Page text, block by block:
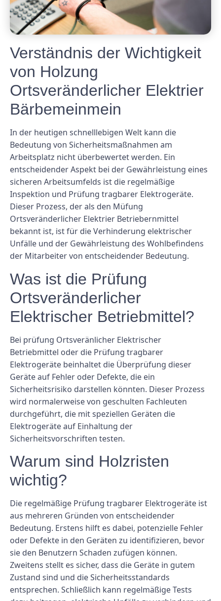
Verständnis der Wichtigkeit
von Holzung
Ortsveränderlicher Elektrier
Bärbemeinmein
In der heutigen schnelllebigen Welt kann die
Bedeutung von Sicherheitsmaßnahmen am
Arbeitsplatz nicht überbewertet werden. Ein
entscheidender Aspekt bei der Gewährleistung eines
sicheren Arbeitsumfelds ist die regelmäßige
Inspektion und Prüfung tragbarer Elektrogeräte.
Dieser Prozess, der als den Müfung
Ortsveränderlicher Elektrier Betriebernmittel
bekannt ist, ist für die Verhinderung elektrischer
Unfälle und der Gewährleistung des Wohlbefindens
der Mitarbeiter von entscheidender Bedeutung.
Was ist die Prüfung
Ortsveränderlicher
Elektrischer Betriebmittel?
Bei prüfung Ortsveränlicher Elektrischer
Betriebmittel oder die Prüfung tragbarer
Elektrogeräte beinhaltet die Überprüfung dieser
Geräte auf Fehler oder Defekte, die ein
Sicherheitsrisiko darstellen könnten. Dieser Prozess
wird normalerweise von geschulten Fachleuten
durchgeführt, die mit speziellen Geräten die
Elektrogeräte auf Einhaltung der
Sicherheitsvorschriften testen.
Warum sind Holzristen
wichtig?
Die regelmäßige Prüfung tragbarer Elektrogeräte ist
aus mehreren Gründen von entscheidender
Bedeutung. Erstens hilft es dabei, potenzielle Fehler
oder Defekte in den Geräten zu identifizieren, bevor
sie den Benutzern Schaden zufügen können.
Zweitens stellt es sicher, dass die Geräte in gutem
Zustand sind und die Sicherheitsstandards
entsprechen. Schließlich kann regelmäßige Tests